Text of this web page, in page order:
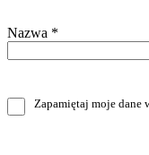
Nazwa *
Zapamiętaj moje dane